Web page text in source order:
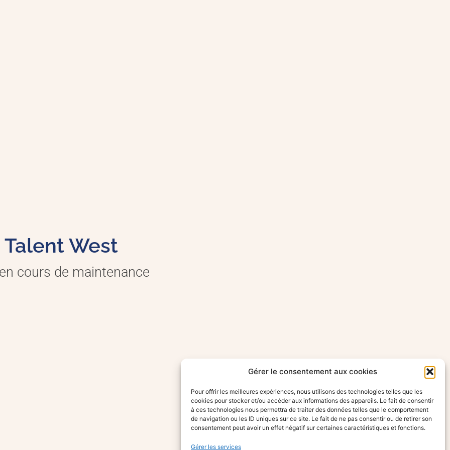
Gérer le consentement aux cookies
Pour offrir les meilleures expériences, nous utilisons des technologies telles que les
cookies pour stocker et/ou accéder aux informations des appareils. Le fait de consentir
à ces technologies nous permettra de traiter des données telles que le comportement
de navigation ou les ID uniques sur ce site. Le fait de ne pas consentir ou de retirer son
consentement peut avoir un effet négatif sur certaines caractéristiques et fonctions.
Gérer les services
Talent West
cours de maintenance